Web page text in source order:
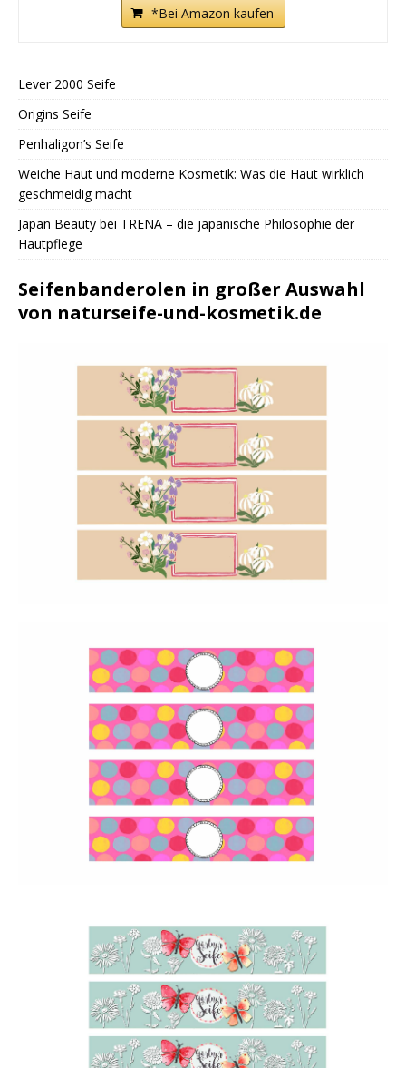
*Bei Amazon kaufen
Lever 2000 Seife
Origins Seife
Penhaligon’s Seife
Weiche Haut und moderne Kosmetik: Was die Haut wirklich
geschmeidig macht
Japan Beauty bei TRENA – die japanische Philosophie der
Hautpflege
Seifenbanderolen in großer Auswahl
von naturseife-und-kosmetik.de